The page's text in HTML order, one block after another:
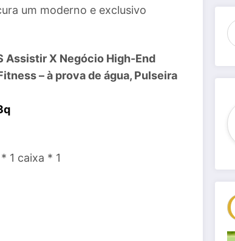
um moderno e exclusivo
Assistir X Negócio High-End
– à prova de água, Pulseira
1 caixa * 1